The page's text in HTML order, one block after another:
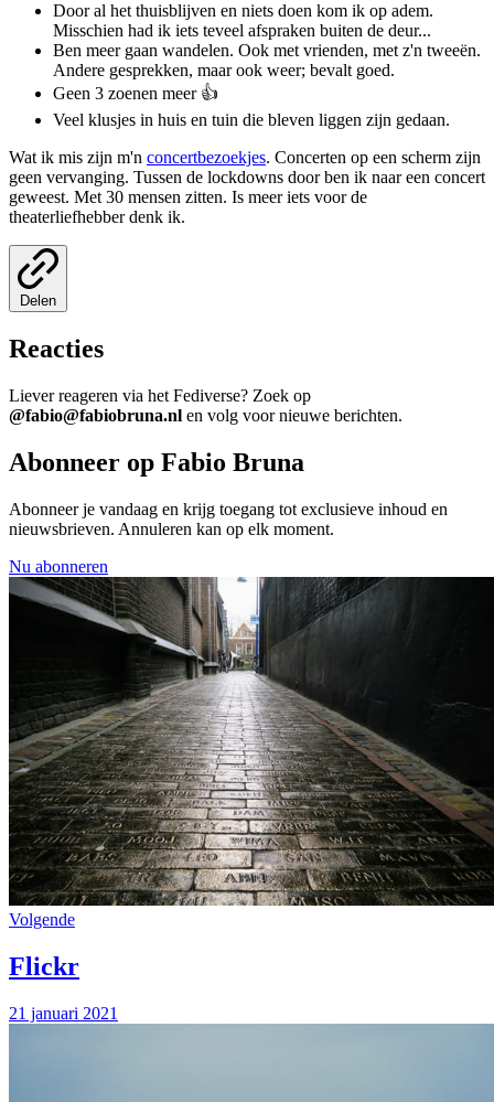
Door al het thuisblijven en niets doen kom ik op adem.
Misschien had ik iets teveel afspraken buiten de deur...
Ben meer gaan wandelen. Ook met vrienden, met z'n tweeën.
Andere gesprekken, maar ook weer; bevalt goed.
Geen 3 zoenen meer 👍
Veel klusjes in huis en tuin die bleven liggen zijn gedaan.
Wat ik mis zijn m'n concertbezoekjes. Concerten op een scherm zijn
geen vervanging. Tussen de lockdowns door ben ik naar een concert
geweest. Met 30 mensen zitten. Is meer iets voor de
theaterliefhebber denk ik.
Delen
Reacties
Liever reageren via het Fediverse? Zoek op
@fabio@fabiobruna.nl en volg voor nieuwe berichten.
Abonneer op Fabio Bruna
Abonneer je vandaag en krijg toegang tot exclusieve inhoud en
nieuwsbrieven. Annuleren kan op elk moment.
Nu abonneren
Volgende
Flickr
21 januari 2021